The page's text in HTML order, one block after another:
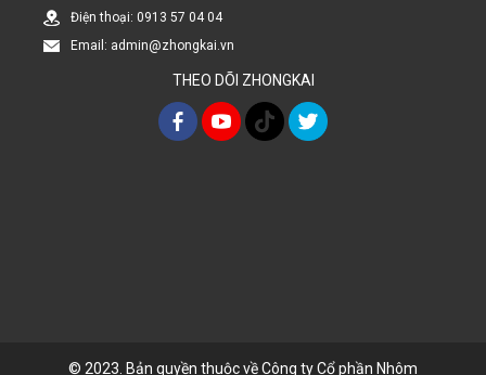
Điện thoại: 0913 57 04 04
Email: admin@zhongkai.vn
THEO DÕI ZHONGKAI
© 2023. Bản quyền thuộc về Công ty Cổ phần Nhôm